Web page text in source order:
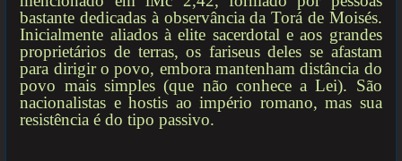
bastante dedicadas à observância da Torá de Moisés.
Inicialmente aliados à elite sacerdotal e aos grandes
proprietários de terras, os fariseus deles se afastam
para dirigir o povo, embora mantenham distância do
povo mais simples (que não conhece a Lei). São
nacionalistas e hostis ao império romano, mas sua
resistência é do tipo passivo.